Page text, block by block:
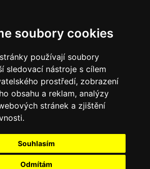
soubory cookies
používají soubory
sledovací nástroje s cílem
prostředí, zobrazení
obsahu a reklam, analýzy
stránek a zjištění
Souhlasím
Odmítám